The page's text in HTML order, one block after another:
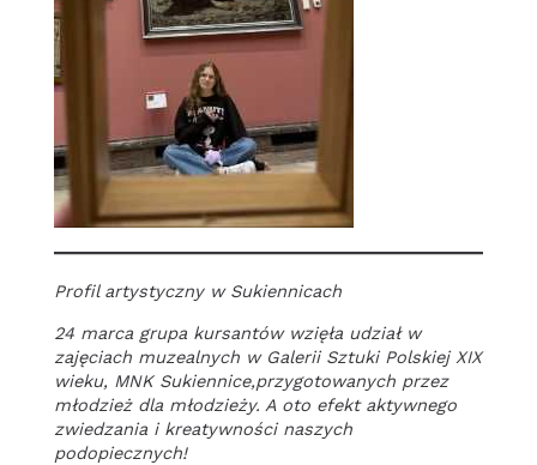
Profil artystyczny w Sukiennicach
24 marca grupa kursantów wzięła udział w
zajęciach muzealnych w Galerii Sztuki Polskiej XIX
wieku, MNK Sukiennice,przygotowanych przez
młodzież dla młodzieży. A oto efekt aktywnego
zwiedzania i kreatywności naszych
podopiecznych!